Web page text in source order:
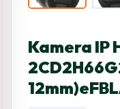
Kamera IP